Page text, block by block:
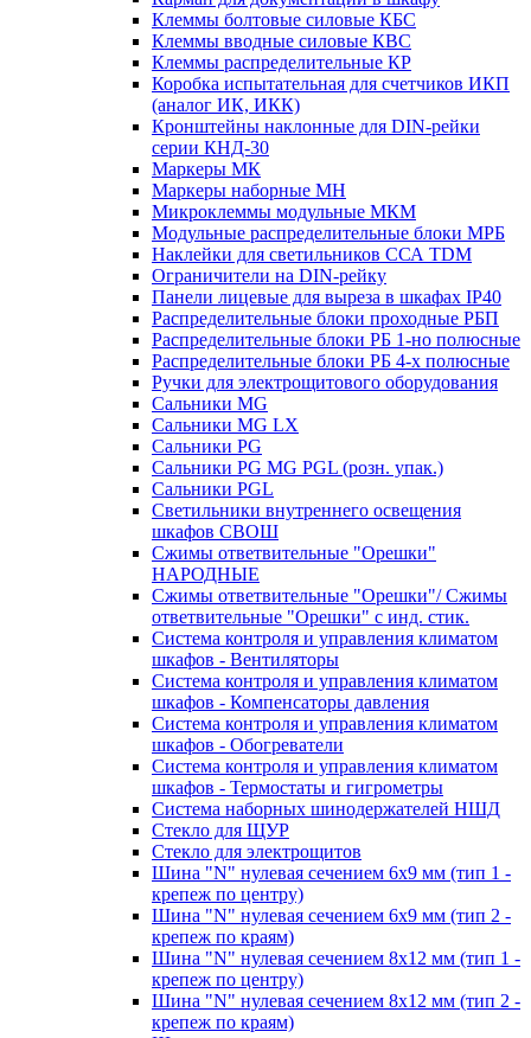
Клеммы болтовые силовые КБС
Клеммы вводные силовые КВС
Клеммы распределительные КР
Коробка испытательная для счетчиков ИКП
(аналог ИК, ИКК)
Кронштейны наклонные для DIN-рейки
серии КНД-30
Маркеры МК
Маркеры наборные МН
Микроклеммы модульные МКМ
Модульные распределительные блоки МРБ
Наклейки для светильников ССА TDM
Ограничители на DIN-рейку
Панели лицевые для выреза в шкафах IP40
Распределительные блоки проходные РБП
Распределительные блоки РБ 1-но полюсные
Распределительные блоки РБ 4-х полюсные
Ручки для электрощитового оборудования
Сальники MG
Сальники MG LX
Сальники PG
Сальники PG MG PGL (розн. упак.)
Сальники PGL
Светильники внутреннего освещения
шкафов СВОШ
Сжимы ответвительные "Орешки"
НАРОДНЫЕ
Сжимы ответвительные "Орешки"/ Сжимы
ответвительные "Орешки" с инд. стик.
Система контроля и управления климатом
шкафов - Вентиляторы
Система контроля и управления климатом
шкафов - Компенсаторы давления
Система контроля и управления климатом
шкафов - Обогреватели
Система контроля и управления климатом
шкафов - Термостаты и гигрометры
Система наборных шинодержателей НШД
Стекло для ЩУР
Стекло для электрощитов
Шина "N" нулевая сечением 6х9 мм (тип 1 -
крепеж по центру)
Шина "N" нулевая сечением 6х9 мм (тип 2 -
крепеж по краям)
Шина "N" нулевая сечением 8х12 мм (тип 1 -
крепеж по центру)
Шина "N" нулевая сечением 8х12 мм (тип 2 -
крепеж по краям)